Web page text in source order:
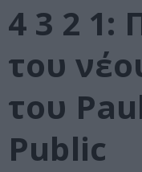
4 3 2 1:
του
του
Public